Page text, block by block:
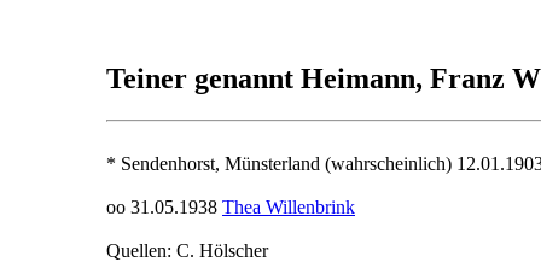
Teiner genannt Heimann, Franz
* Sendenhorst, Münsterland (wahrscheinlich)
oo 31.05.1938 Thea Willenbrink
Quellen: C. Hölscher